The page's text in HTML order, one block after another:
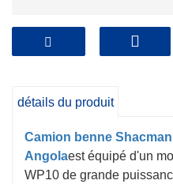
détails du produit
Camion benne
Angolaest équipé d'un
WP10 de grande